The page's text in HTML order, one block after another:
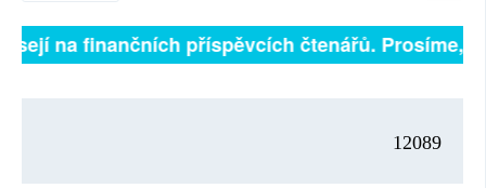
na finančních příspěvcích čtenářů. Prosíme,
12089